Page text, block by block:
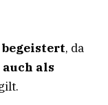
, da
als